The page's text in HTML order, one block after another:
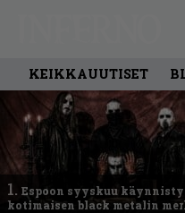
KEIKKAUUTISET
1. Espoon syyskuu
kotimaisen black metalin